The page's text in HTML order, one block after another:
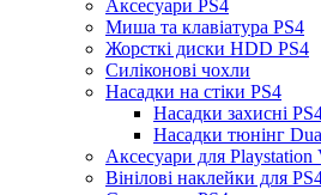
Аксесуари PS4
Миша та клавіатура PS4
Жорсткі диски HDD PS4
Силіконові чохли
Насадки на стіки PS4
Насадки захисні
Насадки тюнінг
Аксесуари для Playstation
Вінілові наклейки для